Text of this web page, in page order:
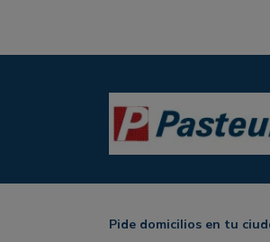
Pide domicilios en tu